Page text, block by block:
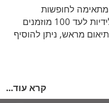
לנופש של 40 איש ומתאימה לחופשות
משפחיות, לקבוצות חברים ולמסיבות סולידיות לעד 100 מוזמנים
מראש, ניתן להוסיף
בוילה ווינטרפל ישנם 14 חדרי אירוח נעימים ו-11 חדרי רחצה.
בכבלים, מיני בר
קרא עוד...